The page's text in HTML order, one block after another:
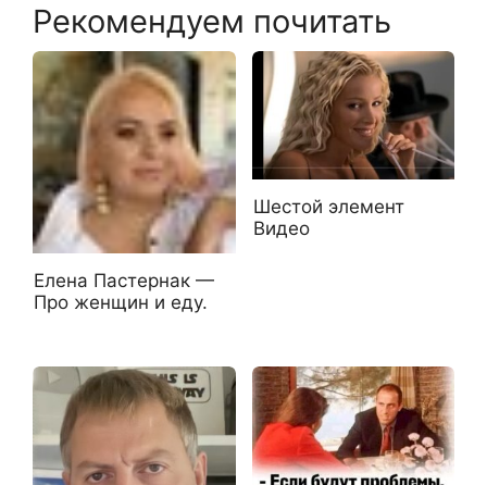
Рекомендуем почитать
Елена Пастернак —
Про женщин и еду.
Шестой элемент
Видео